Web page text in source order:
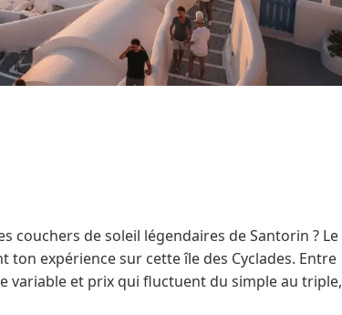
couchers de soleil légendaires de Santorin ? Le
expérience sur cette île des Cyclades. Entre
variable et prix qui fluctuent du simple au triple,